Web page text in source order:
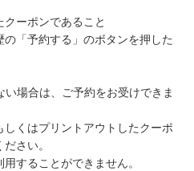
クーポンであること
の「予約する」のボタンを押した
場合は、ご予約をお受けできま
くはプリントアウトしたクーポ
さい。
することができません。